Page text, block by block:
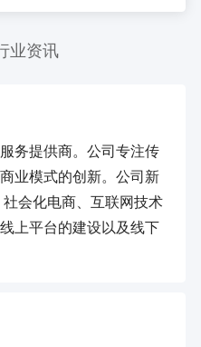
业资讯
务提供商。公司专注传
业模式的创新。公司新
会化电商、互联网技术
上平台的建设以及线下